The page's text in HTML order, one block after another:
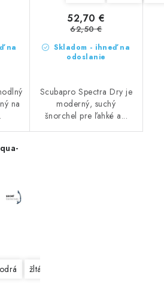
na
na
Skladom - ihneď na
odoslanie
52,70 €
62,50 €
Scubapro Spectra Dry je
moderný, suchý
šnorchel pre ľahké a...
žltá